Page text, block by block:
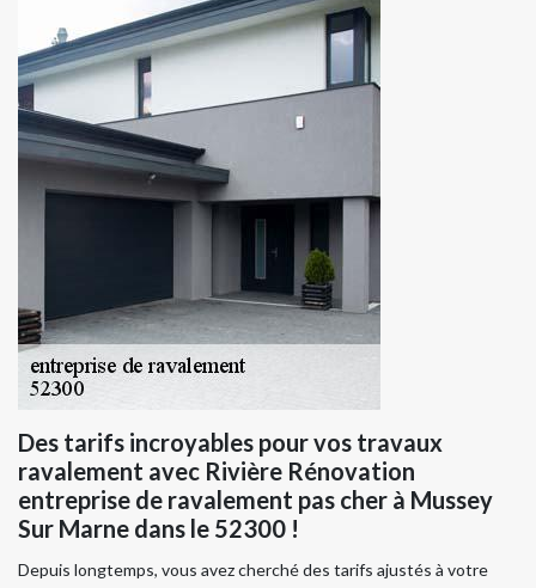
Des tarifs incroyables pour vos travaux
ravalement avec Rivière Rénovation
entreprise de ravalement pas cher à Mussey
Sur Marne dans le 52300 !
Depuis longtemps, vous avez cherché des tarifs ajustés à votre